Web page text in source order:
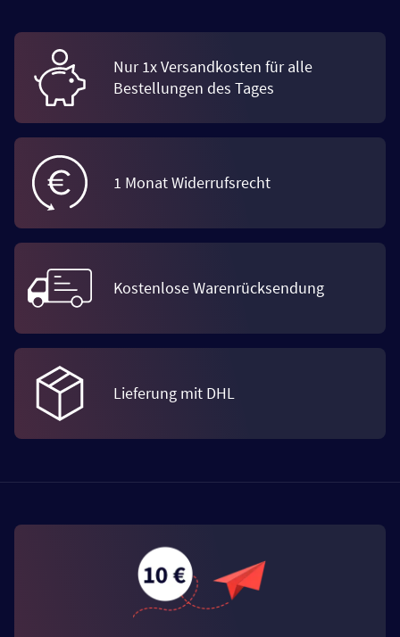
Nur 1x Versandkosten für alle
Bestellungen des Tages
1 Monat Widerrufsrecht
Kostenlose Warenrücksendung
Lieferung mit DHL